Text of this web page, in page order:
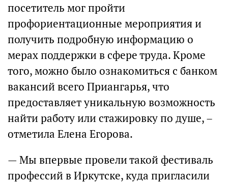
посетитель мог пройти
профориентационные мероприятия и
получить подробную информацию о
мерах поддержки в сфере труда. Кроме
того, можно было ознакомиться с банком
вакансий всего Приангарья, что
предоставляет уникальную возможность
найти работу или стажировку по душе, –
отметила Елена Егорова.
— Мы впервые провели такой фестиваль
профессий в Иркутске, куда пригласили